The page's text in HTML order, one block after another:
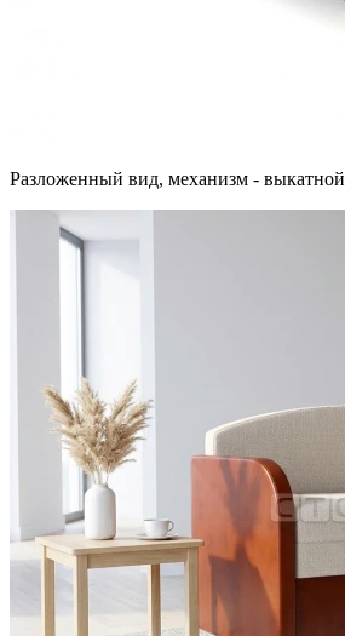
Разложенный вид, механизм - выкатной